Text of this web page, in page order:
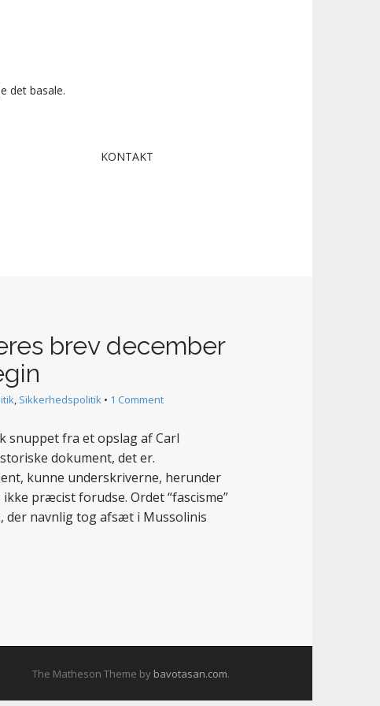
det basale.
KONTAKT
brev december
, Sikkerhedspolitik • 1 Comment
snuppet fra et opslag af Carl
dokument, det er.
kunne underskriverne, herunder
præcist forudse. Ordet “fascisme”
der navnlig tog afsæt i Mussolinis
The Matheson Theme by bavotasan.com.